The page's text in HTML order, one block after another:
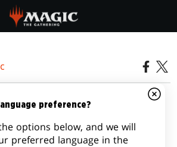
SUR LA
DEUXIÈME
preference?
options below, and we will
preferred language in the